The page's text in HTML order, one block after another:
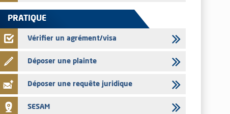
PRATIQUE
Vérifier un agrément/visa
Déposer une plainte
Déposer une requête juridique
SESAM